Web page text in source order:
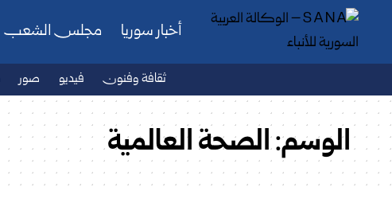
أخبار سوريا مجلس الشعب
ثقافة وفنون فيديو صور
الوسم:الصحة العالمية